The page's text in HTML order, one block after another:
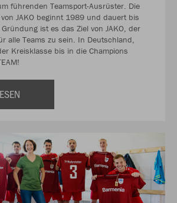
führenden Teamsport-Ausrüster. Die
JAKO beginnt 1989 und dauert bis
ist es das Ziel von JAKO, der
alle Teams zu sein. In Deutschland,
Kreisklasse bis in die Champions